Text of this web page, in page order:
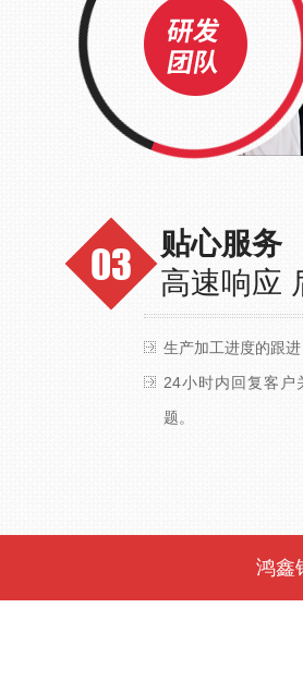
贴心服务
高速响应
生产加工进度的跟
24小时内回复客户
题。
鸿鑫